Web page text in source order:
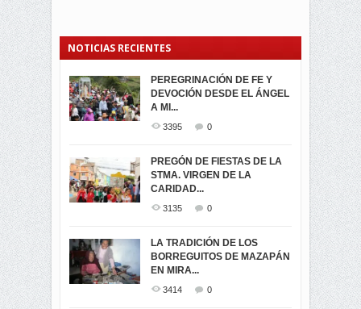
NOTICIAS RECIENTES
PEREGRINACIÓN DE FE Y
DEVOCIÓN DESDE EL ÁNGEL
A MI...
3395 0
PREGÓN DE FIESTAS DE LA
STMA. VIRGEN DE LA
CARIDAD...
3135 0
LA TRADICIÓN DE LOS
BORREGUITOS DE MAZAPÁN
EN MIRA...
3414 0
PROCESIÓN DE LA VIRGEN
DE LA CARIDAD 2024
3062
-ENCENDIDO DEL ARBOL DE
...
MIRA
3441
SEGUNDA VUELTA
ELECCIONES
PRESIDENCIALES 2023 EN
M...
ELECCION CRUCIAL:
SEGUNDA VUELTA
PRESIDENCIAL EL 1...
VIRTUALES ASAMBLEISTAS
POR LA PROVINCIA DEL
CARCHI...